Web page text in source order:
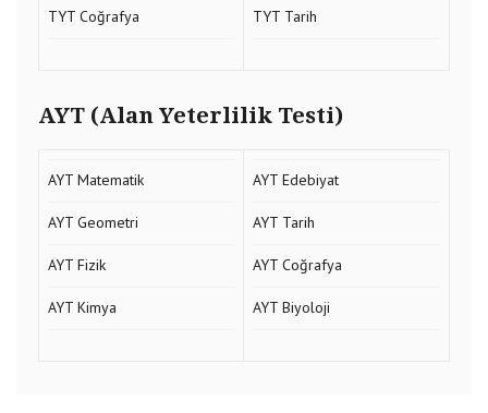
TYT Coğrafya TYT Tarih
AYT (Alan Yeterlilik Testi)
AYT Matematik
AYT Geometri
AYT Fizik
AYT Kimya
AYT Edebiyat
AYT Tarih
AYT Coğrafya
AYT Biyoloji